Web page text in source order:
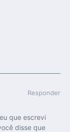
Responder
que escrevi
disse que